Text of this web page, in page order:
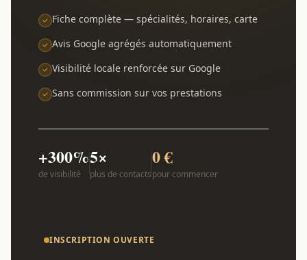
Fiche complète — spécialités, horaires, carte
Avis Google agrégés automatiquement
Visibilité locale renforcée sur Google
Sans commission sur vos prestations
+300%
de visibilité
5×
plus de contacts
0 €
pour commencer
INSCRIPTION OUVERTE